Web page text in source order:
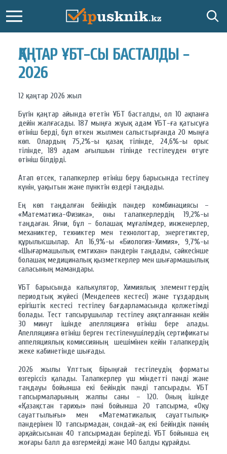
ҚАҢТАР ҰБТ-СЫ БАСТАЛДЫ -
2026
12 қаңтар 2026 жыл
Бүгін қаңтар айында өтетін ҰБТ басталды, ол 10 ақпанға
дейін жалғасады. 187 мыңға жуық адам ҰБТ-ға қатысуға
өтініш берді, бұл өткен жылмен салыстырғанда 20 мыңға
көп. Олардың 75,2%-ы қазақ тілінде, 24,6%-ы орыс
тілінде, 189 адам ағылшын тілінде тестілеуден өтуге
өтініш білдірді.
Атап өтсек, талапкерлер өтініш беру барысында тестілеу
күнін, уақытын және пунктін өздері таңдады.
Ең көп таңдалған бейіндік пәндер комбинациясы –
«Математика-Физика», оны талапкерлердің 19,2%-ы
таңдаған. Яғни, бұл – болашақ мұғалімдер, инженерлер,
механиктер, техниктер мен технологтар, энергетиктер,
құрылысшылар. Ал 16,9%-ы «Биология-Химия», 9,7%-ы
«Шығармашылық емтихан» пәндерін таңдады, сәйкесінше
болашақ медициналық қызметкерлер мен шығармашылық
саласының мамандары.
ҰБТ барысында калькулятор, Химиялық элементтердің
периодтық жүйесі (Менделеев кестесі) және тұздардың
ерігіштік кестесі тестілеу бағдарламасында қолжетімді
болады. Тест тапсырушылар тестілеу аяқталғаннан кейін
30 минут ішінде апелляцияға өтініш бере алады.
Апелляцияға өтініш берген тестіленушілердің сертификаты
аппеляциялық комиссияның шешімінен кейін талапкердің
жеке кабинетінде шығады.
2026 жылы Ұлттық бірыңғай тестілеудің форматы
өзгеріссіз қалады. Талапкерлер үш міндетті пәнді және
таңдауы бойынша екі бейіндік пәнді тапсырады. ҰБТ
тапсырмаларының жалпы саны – 120. Оның ішінде
«Қазақстан тарихы» пәні бойынша 20 тапсырма, «Оқу
сауаттылығы» мен «Математикалық сауаттылық»
пәндерінен 10 тапсырмадан, сондай-ақ екі бейіндік пәннің
әрқайсысынан 40 тапсырмадан беріледі. ҰБТ бойынша ең
жоғары балл да өзгермейді және 140 балды құрайды.